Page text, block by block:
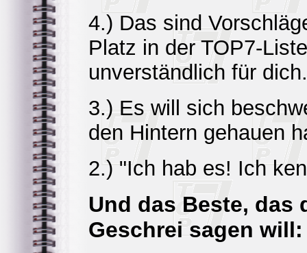
4.) Das sind
Platz in der TOP7-
unverständlich für dich.
3.) Es will sich
den Hintern gehauen
2.) "Ich hab es! Ich
Und das Beste, das
Geschrei sagen will: